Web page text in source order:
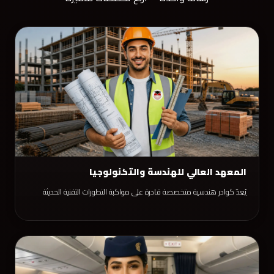
المعهد العالي للهندسة والتكنولوجيا
يُعِدّ كوادر هندسية متخصصة قادرة على مواكبة التطورات التقنية الحديثة